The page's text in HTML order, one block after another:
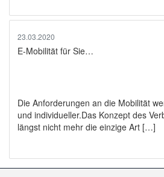
23.03.2020
E-Mobilität für Sie…
Die Anforderungen an die Mobilität
und individueller.Das Konzept des
längst nicht mehr die einzige Art […]